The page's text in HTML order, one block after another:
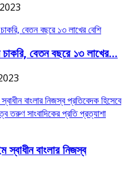
বেতন বছরে ১৩ লাখের...
বাংলার নিজস্ব